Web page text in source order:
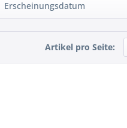
Artikel pro Seite: